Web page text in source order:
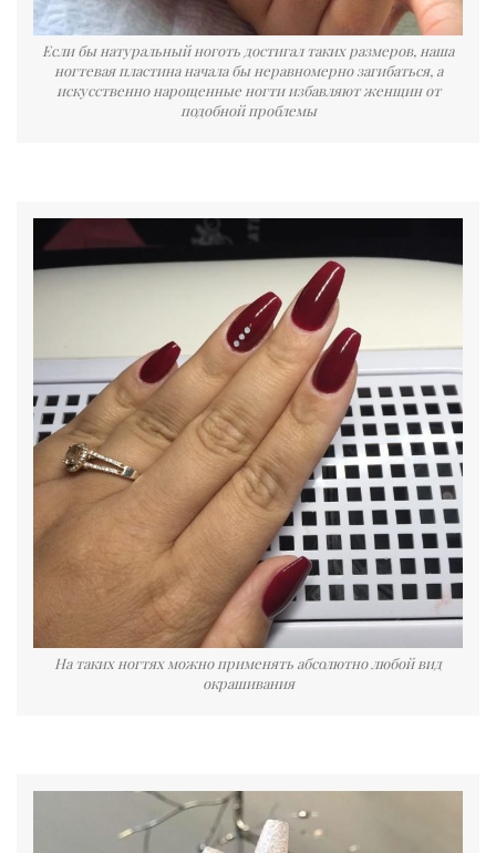
Если бы натуральный ноготь достигал таких размеров, наша
ногтевая пластина начала бы неравномерно загибаться, а
искусственно нарощенные ногти избавляют женщин от
подобной проблемы
На таких ногтях можно применять абсолютно любой вид
окрашивания